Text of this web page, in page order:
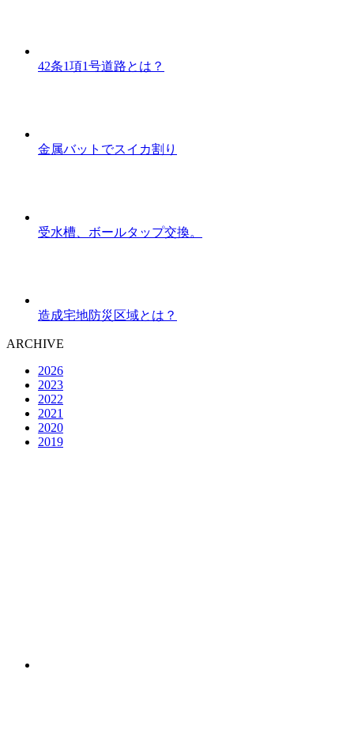
42条1項1号道路とは？
金属バットでスイカ割り
受水槽、ボールタップ交換。
造成宅地防災区域とは？
ARCHIVE
2026
2023
2022
2021
2020
2019